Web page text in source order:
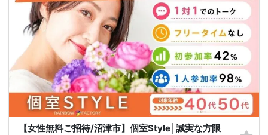
【女性無料ご招待/沼津市】個室Style│誠実な方限